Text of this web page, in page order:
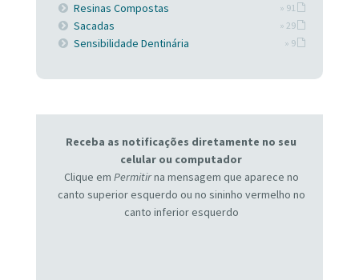
Resinas Compostas » 91
Sacadas » 29
Sensibilidade Dentinária » 9
Receba as notificações diretamente no seu
celular ou computador
Clique em Permitirna mensagem que aparece no
canto superior esquerdo ou no sininho vermelho no
canto inferior esquerdo